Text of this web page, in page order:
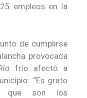
empleos en la
de cumplirse
provocada
frío afectó a
“Es grato
que son los